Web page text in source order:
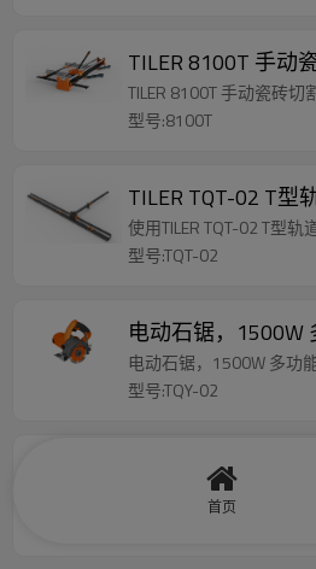
TILER 8100T 手动
TILER 8100T 手动瓷砖
型号:8100T
TILER TQT-02 T
使用TILER TQT-02 T型
型号:TQT-02
电动石锯，1500W
电动石锯，1500W 多功
型号:TQY-02
用于湿式/干式切
TILER 金刚石磨盘：直
首页